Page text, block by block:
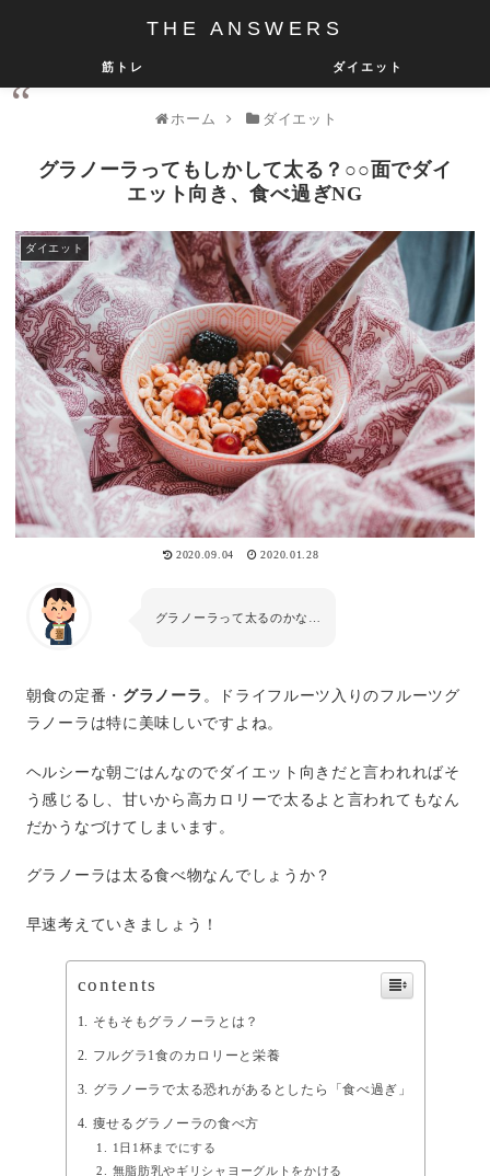
THE ANSWERS
筋トレ ダイエット
ホーム ダイエット
グラノーラってもしかして太る？○○面でダイ
エット向き、食べ過ぎNG
ダイエット
2020.09.04 2020.01.28
グラノーラって太るのかな…
朝食の定番・ グラノーラ 。ドライフルーツ入りのフルーツグ
ラノーラは特に美味しいですよね。
ヘルシーな朝ごはんなのでダイエット向きだと言われればそ
う感じるし、甘いから高カロリーで太るよと言われてもなん
だかうなづけてしまいます。
グラノーラは太る食べ物なんでしょうか？
早速考えていきましょう！
contents
そもそもグラノーラとは？
フルグラ1食のカロリーと栄養
グラノーラで太る恐れがあるとしたら「食べ過ぎ」
痩せるグラノーラの食べ方
1日1杯までにする
無脂肪乳やギリシャヨーグルトをかける